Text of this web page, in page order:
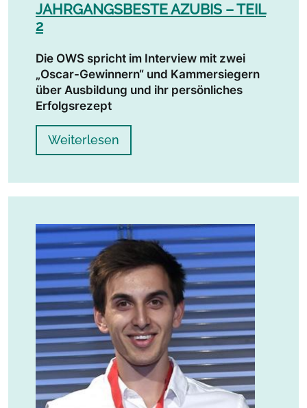
JAHRGANGSBESTE AZUBIS – TEIL
2
Die OWS spricht im Interview mit zwei
„Oscar-Gewinnern“ und Kammersiegern
über Ausbildung und ihr persönliches
Erfolgsrezept
Weiterlesen